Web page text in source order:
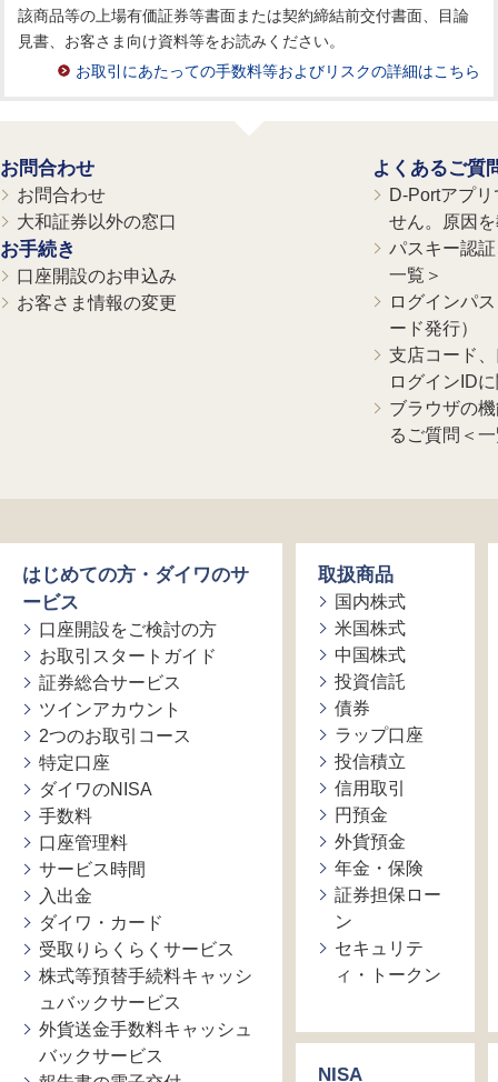
該商品等の上場有価証券等書面または契約締結前交付書面、目論
見書、お客さま向け資料等をお読みください。
お取引にあたっての手数料等およびリスクの詳細はこちら
お問合わせ
お問合わせ
大和証券以外の窓口
お手続き
口座開設のお申込み
お客さま情報の変更
よくあるご質
D-Portアプ
せん。原因
パスキー認
一覧＞
ログインパ
ード発行）
支店コード
ログインID
ブラウザの
るご質問＜
はじめての方・ダイワのサ
ービス
口座開設をご検討の方
お取引スタートガイド
証券総合サービス
ツインアカウント
2つのお取引コース
特定口座
ダイワのNISA
手数料
口座管理料
サービス時間
入出金
ダイワ・カード
受取りらくらくサービス
株式等預替手続料キャッシ
ュバックサービス
外貨送金手数料キャッシュ
バックサービス
取扱商品
国内株式
米国株式
中国株式
投資信託
債券
ラップ口座
投信積立
信用取引
円預金
外貨預金
年金・保険
証券担保ロー
ン
セキュリテ
ィ・トークン
NISA